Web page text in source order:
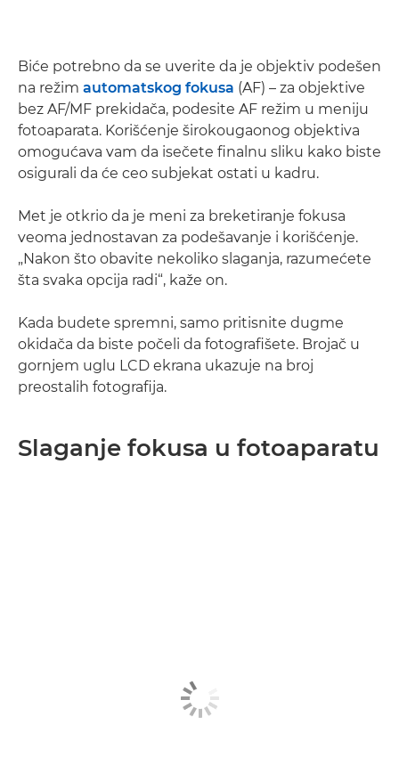
Biće potrebno da se uverite da je objektiv podešen
na režim automatskog fokusa (AF) – za objektive
bez AF/MF prekidača, podesite AF režim u meniju
fotoaparata. Korišćenje širokougaonog objektiva
omogućava vam da isečete finalnu sliku kako biste
osigurali da će ceo subjekat ostati u kadru.
Met je otkrio da je meni za breketiranje fokusa
veoma jednostavan za podešavanje i korišćenje.
„Nakon što obavite nekoliko slaganja, razumećete
šta svaka opcija radi“, kaže on.
Kada budete spremni, samo pritisnite dugme
okidača da biste počeli da fotografišete. Brojač u
gornjem uglu LCD ekrana ukazuje na broj
preostalih fotografija.
Slaganje fokusa u fotoaparatu